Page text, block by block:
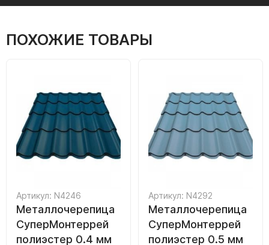
ПОХОЖИЕ ТОВАРЫ
Артикул: N4246
Металлочерепица
СуперМонтеррей
полиэстер 0.4 мм
Артикул: N4292
Металлочерепица
СуперМонтеррей
полиэстер 0.5 мм